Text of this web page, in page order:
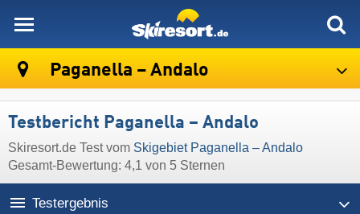
Paganella – Andalo
Testbericht Paganella – Andalo
Skiresort.de Test vom Skigebiet Paganella – Andalo
Gesamt-Bewertung: 4,1 von 5 Sternen
Testergebnis